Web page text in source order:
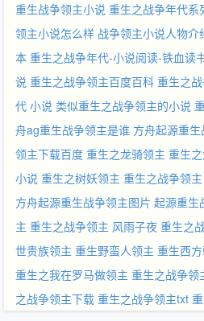
重生战争领主小说 重生之战争年代系
领主小说怎么样 战争领主小说人物介
本 重生之战争年代-小说阅读-铁血读
说 重生之战争领主百度百科 重生之
代 小说 类似重生之战争领主的小说
舟ag重生战争领主是谁 方舟起源重
领主下载百度 重生之龙骑领主 重生
小说 重生之树妖领主 重生之战争领
方舟起源重生战争领主图片 起源重生
主 重生之战争领主 风雨子夜 重生之
世贵族领主 重生野蛮人领主 重生西
重生之我在罗马做领主 重生之战争领
之战争领主下载 重生之战争领主txt